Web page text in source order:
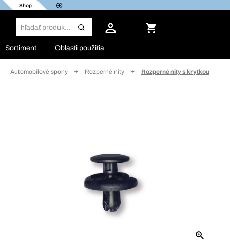
Shop
Sortiment Oblasti použitia
Automobilové spony Rozperné nity Rozperné nity s krytkou